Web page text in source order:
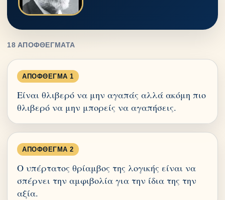
18 ΑΠΟΦΘΈΓΜΑΤΑ
ΑΠΌΦΘΕΓΜΑ 1
Είναι θλιβερό να μην αγαπάς αλλά ακόμη πιο
θλιβερό να μην μπορείς να αγαπήσεις.
ΑΠΌΦΘΕΓΜΑ 2
Ο υπέρτατος θρίαμβος της λογικής είναι να
σπέρνει την αμφιβολία για την ίδια της την
αξία.